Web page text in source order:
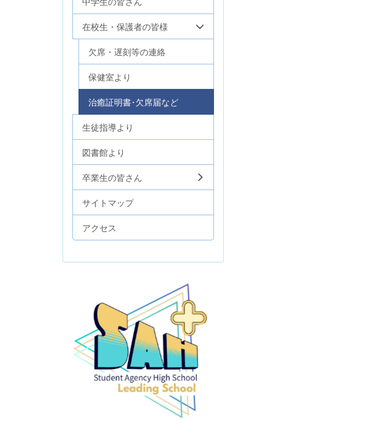
在校生・保護者の皆様
欠席・遅刻等の連絡
保健室より
治癒証明書･欠席届など
生徒指導より
図書館より
卒業生の皆さん
サイトマップ
アクセス